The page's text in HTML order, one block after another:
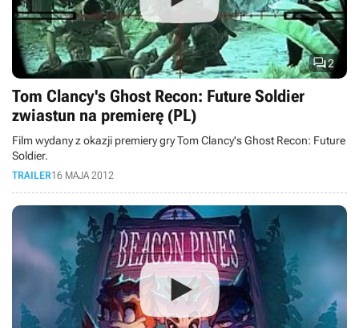
2
Tom Clancy's Ghost Recon: Future Soldier
zwiastun na premierę (PL)
Film wydany z okazji premiery gry Tom Clancy's Ghost Recon: Future
Soldier.
TRAILER16 MAJA 2012